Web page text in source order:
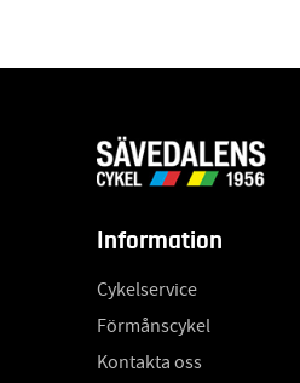
Information
Cykelservice
Förmånscykel
Kontakta oss